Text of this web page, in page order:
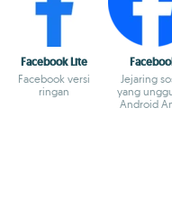
Facebook Lite
Facebook versi
ringan
Jejaring
yang
Android